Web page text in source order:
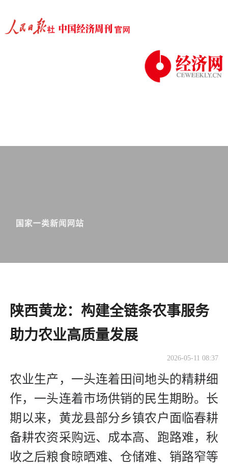
陕西黄龙：构建全链条农事服务
助力农业高质量发展
2026-05-11 08:37
农业生产，一头连着田间地头的精耕细
作，一头连着市场供销的民生期盼。长
期以来，黄龙县部分乡镇农户面临春耕
备耕农资采购远、成本高、跑路难，秋
收之后粮食晾晒难、仓储难、销路窄等